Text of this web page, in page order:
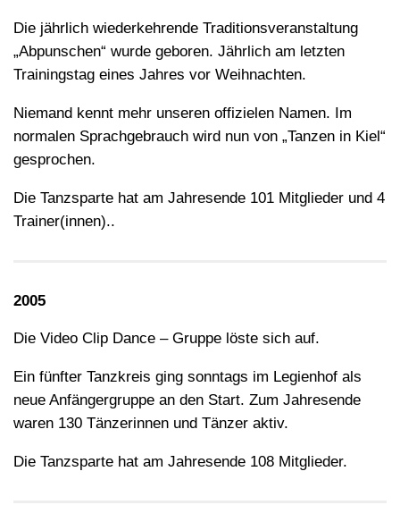
Die jährlich wiederkehrende Traditionsveranstaltung
„Abpunschen“ wurde geboren. Jährlich am letzten
Trainingstag eines Jahres vor Weihnachten.
Niemand kennt mehr unseren offizielen Namen. Im
normalen Sprachgebrauch wird nun von „Tanzen in Kiel“
gesprochen.
Die Tanzsparte hat am Jahresende 101 Mitglieder und 4
Trainer(innen)..
2005
Die Video Clip Dance – Gruppe löste sich auf.
Ein fünfter Tanzkreis ging sonntags im Legienhof als
neue Anfängergruppe an den Start. Zum Jahresende
waren 130 Tänzerinnen und Tänzer aktiv.
Die Tanzsparte hat am Jahresende 108 Mitglieder.